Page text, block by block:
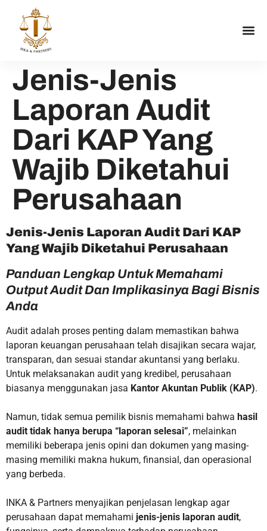
Jenis-Jenis
Laporan Audit
Dari KAP Yang
Wajib Diketahui
Perusahaan
Jenis-Jenis Laporan Audit Dari KAP
Yang Wajib Diketahui Perusahaan
Panduan Lengkap Untuk Memahami
Output Audit Dan Implikasinya Bagi Bisnis
Anda
Audit adalah proses penting dalam memastikan bahwa
laporan keuangan perusahaan telah disajikan secara wajar,
transparan, dan sesuai standar akuntansi yang berlaku.
Untuk melaksanakan audit yang kredibel, perusahaan
biasanya menggunakan jasa Kantor Akuntan Publik (KAP).
Namun, tidak semua pemilik bisnis memahami bahwa hasil
audit tidak hanya berupa “laporan selesai”, melainkan
memiliki beberapa jenis opini dan dokumen yang masing-
masing memiliki makna hukum, finansial, dan operasional
yang berbeda.
INKA & Partners menyajikan penjelasan lengkap agar
perusahaan dapat memahami jenis-jenis laporan audit,